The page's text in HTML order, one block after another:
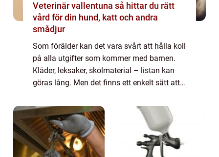
Veterinär vallentuna så hittar du rätt
vård för din hund, katt och andra
smådjur
Som förälder kan det vara svårt att hålla koll
på alla utgifter som kommer med barnen.
Kläder, leksaker, skolmaterial – listan kan
göras lång. Men det finns ett enkelt sätt att